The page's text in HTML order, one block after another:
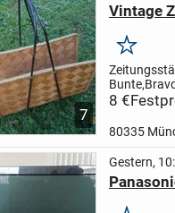
7
Vintage
Merken
Blätter"
8 €
80335
Gestern,